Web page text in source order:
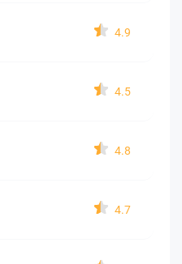
4.9
4.5
4.8
4.7